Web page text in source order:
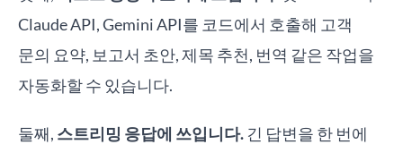
Claude API, Gemini API를 코드에서 호출해 고객
문의 요약, 보고서 초안, 제목 추천, 번역 같은 작업을
자동화할 수 있습니다.
둘째, 스트리밍 응답에 쓰입니다. 긴 답변을 한 번에